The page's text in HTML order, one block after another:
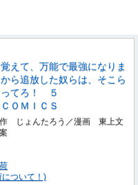
覚えて、万能で最強になりま
ら追放した奴らは、そこら
ってろ！ ５
ＯＭＩＣＳ
作 じょんたろう／漫画 東上文
ついて！)